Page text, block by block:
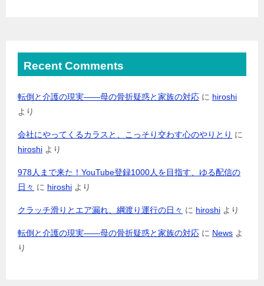
Recent Comments
転倒と介護の現実――母の骨折疑惑と家族の対応 に hiroshi
より
会社にやってくるカラスと、こっそり交わす心のやりとり に
hiroshi より
978人まで来た！YouTube登録1000人を目指す、ゆる配信の
日々 に hiroshi より
クラッチ滑りとエア漏れ、綱渡り運行の日々 に hiroshi より
転倒と介護の現実――母の骨折疑惑と家族の対応 に News よ
り